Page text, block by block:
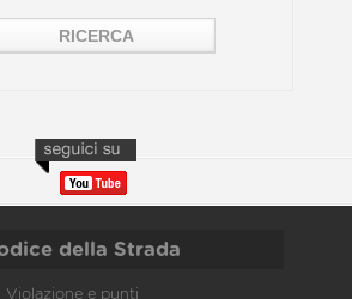
della Strada
Violazione e punti